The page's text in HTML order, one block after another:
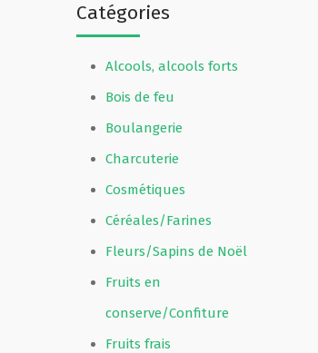
Catégories
Alcools, alcools forts
Bois de feu
Boulangerie
Charcuterie
Cosmétiques
Céréales/Farines
Fleurs/Sapins de Noël
Fruits en
conserve/Confiture
Fruits frais
Devenir membre
Revue de presse
Guide de la vente directe
Fête Marché Paysan